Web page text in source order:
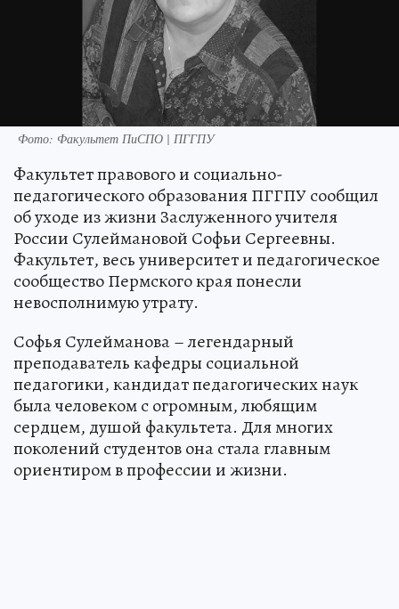
Фото: Факультет ПиСПО | ПГГПУ
Факультет правового и социально-
педагогического образования ПГГПУ сообщил
об уходе из жизни Заслуженного учителя
России Сулеймановой Софьи Сергеевны.
Факультет, весь университет и педагогическое
сообщество Пермского края понесли
невосполнимую утрату.
Софья Сулейманова – легендарный
преподаватель кафедры социальной
педагогики, кандидат педагогических наук
была человеком с огромным, любящим
сердцем, душой факультета. Для многих
поколений студентов она стала главным
ориентиром в профессии и жизни.